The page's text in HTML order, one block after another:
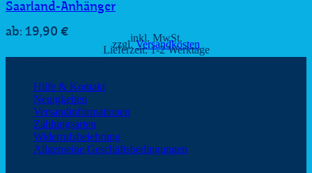
Saarland-Anhänger
ab: 19,90 € inkl. MwSt.
zzgl.Versandkosten
Lieferzeit:1-2 Werktage
Hilfe & Kontakt
Neuigkeiten
Versandinformationen
Zahlungsarten
Widerrufsbelehrung
Allgemeine Geschäftsbedingungen